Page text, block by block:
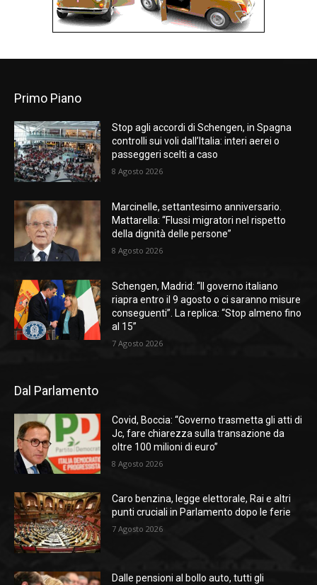
Primo Piano
Stop agli accordi di Schengen, in Spagna
controlli sui voli dall’Italia: interi aerei o
passeggeri scelti a caso
8 Agosto 2026
Marcinelle, settantesimo anniversario.
Mattarella: “Flussi migratori nel rispetto
della dignità delle persone”
8 Agosto 2026
Schengen, Madrid: “Il governo italiano
riapra entro il 9 agosto o ci saranno misure
conseguenti”. La replica: “Stop almeno fino
al 15”
7 Agosto 2026
Dal Parlamento
Covid, Boccia: “Governo trasmetta gli atti di
Jc, fare chiarezza sulla transazione da
oltre 100 milioni di euro”
8 Agosto 2026
Caro benzina, legge elettorale, Rai e altri
punti cruciali in Parlamento dopo le ferie
7 Agosto 2026
Dalle pensioni al bollo auto, tutti gli